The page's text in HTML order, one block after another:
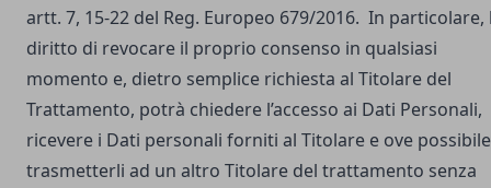
artt. 7, 15-22 del Reg. Europeo 679/2016. In particolare,
diritto di revocare il proprio consenso in qualsiasi
momento e, dietro semplice richiesta al Titolare del
Trattamento, potrà chiedere l’accesso ai Dati Personali,
ricevere i Dati personali forniti al Titolare e ove possibile
trasmetterli ad un altro Titolare del trattamento senza